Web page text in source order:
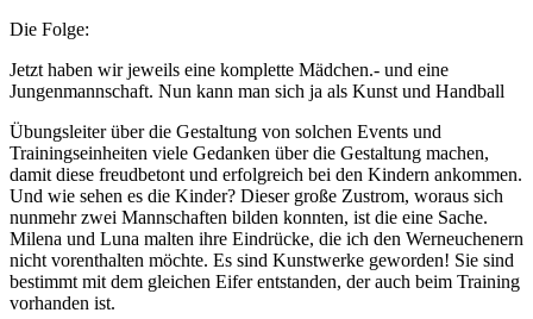
Die Folge:
Jetzt haben wir jeweils eine komplette Mädchen.- und eine
Jungenmannschaft. Nun kann man sich ja als Kunst und Handball
Übungsleiter über die Gestaltung von solchen Events und
Trainingseinheiten viele Gedanken über die Gestaltung machen,
damit diese freudbetont und erfolgreich bei den Kindern ankommen.
Und wie sehen es die Kinder? Dieser große Zustrom, woraus sich
nunmehr zwei Mannschaften bilden konnten, ist die eine Sache.
Milena und Luna malten ihre Eindrücke, die ich den Werneuchenern
nicht vorenthalten möchte. Es sind Kunstwerke geworden! Sie sind
bestimmt mit dem gleichen Eifer entstanden, der auch beim Training
vorhanden ist.